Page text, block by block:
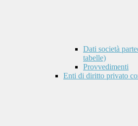
Dati società
tabelle)
Provvedimenti
Enti di diritto privato